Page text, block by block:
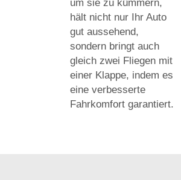
um sie zu kümmern,
hält nicht nur Ihr Auto
gut aussehend,
sondern bringt auch
gleich zwei Fliegen mit
einer Klappe, indem es
eine verbesserte
Fahrkomfort garantiert.